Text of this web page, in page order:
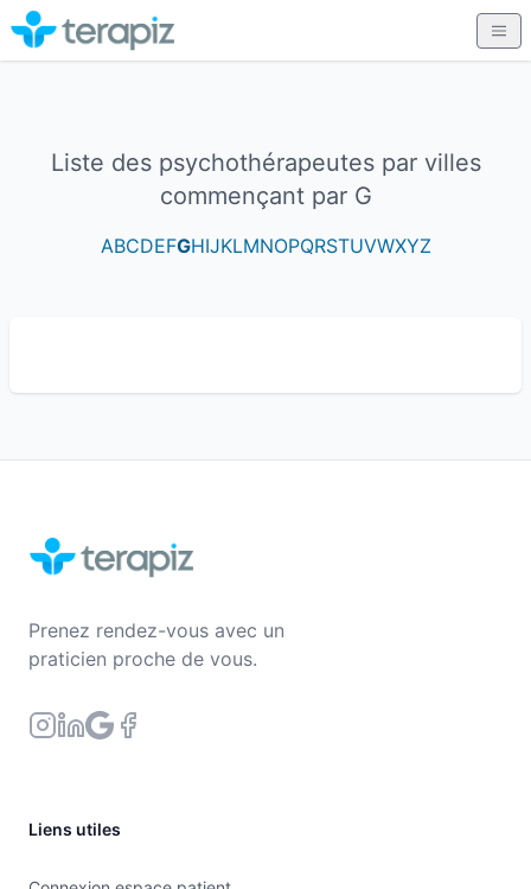
Liste des psychothérapeutes par villes
commençant par G
ABCDEFGHIJKLMNOPQRSTUVWXYZ
Prenez rendez-vous avec un
praticien proche de vous.
Liens utiles